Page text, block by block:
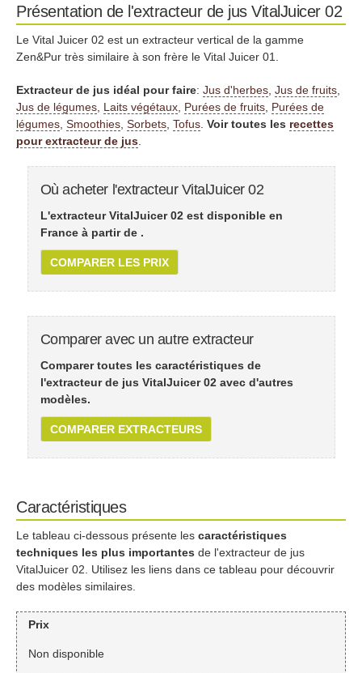
Présentation de l'extracteur de jus VitalJuicer 02
Le Vital Juicer 02 est un extracteur vertical de la gamme
Zen&Pur très similaire à son frère le Vital Juicer 01.
Extracteur de jus idéal pour faire: Jus d'herbes Jus de fruits
Jus de légumes Laits végétaux Purées de fruits Purées de
légumes Smoothies Sorbets Tofus Voir toutes les recettes
pour extracteur de jus
Où acheter l'extracteur VitalJuicer 02
L'extracteur VitalJuicer 02 est disponible en
France à partir de .
COMPARER LES PRIX
Comparer avec un autre extracteur
Comparer toutes les caractéristiques de
l'extracteur de jus VitalJuicer 02 avec d'autres
modèles.
COMPARER EXTRACTEURS
Caractéristiques
Le tableau ci-dessous présente les caractéristiques
techniques les plus importantes de l'extracteur de jus
VitalJuicer 02. Utilisez les liens dans ce tableau pour découvrir
des modèles similaires.
Prix
Non disponible